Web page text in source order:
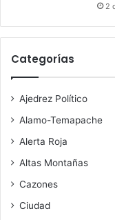
2
Categorías
Ajedrez Político
Alamo-Temapache
Alerta Roja
Altas Montañas
Cazones
Ciudad